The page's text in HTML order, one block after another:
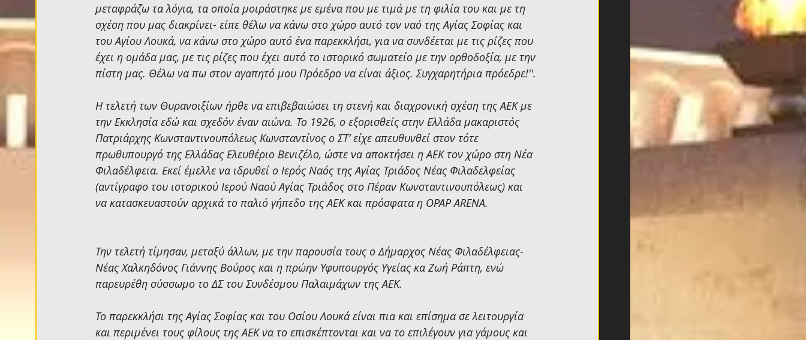
μεταφράζω τα λόγια, τα οποία μοιράστηκε με εμένα που με τιμά με τη φιλία του και με τη
σχέση που μας διακρίνει- είπε θέλω να κάνω στο χώρο αυτό τον ναό της Αγίας Σοφίας και
του Αγίου Λουκά, να κάνω στο χώρο αυτό ένα παρεκκλήσι, για να συνδέεται με τις ρίζες που
έχει η ομάδα μας, με τις ρίζες που έχει αυτό το ιστορικό σωματείο με την ορθοδοξία, με την
πίστη μας. Θέλω να πω στον αγαπητό μου Πρόεδρο να είναι άξιος. Συγχαρητήρια πρόεδρε!''.
Η τελετή των Θυρανοιξίων ήρθε να επιβεβαιώσει τη στενή και διαχρονική σχέση της ΑΕΚ με
την Εκκλησία εδώ και σχεδόν έναν αιώνα. Το 1926, ο εξορισθείς στην Ελλάδα μακαριστός
Πατριάρχης Κωνσταντινουπόλεως Κωνσταντίνος ο ΣΤ’ είχε απευθυνθεί στον τότε
πρωθυπουργό της Ελλάδας Ελευθέριο Βενιζέλο, ώστε να αποκτήσει η ΑΕΚ τον χώρο στη Νέα
Φιλαδέλφεια. Εκεί έμελλε να ιδρυθεί ο Ιερός Ναός της Αγίας Τριάδος Νέας Φιλαδελφείας
(αντίγραφο του ιστορικού Ιερού Ναού Αγίας Τριάδος στο Πέραν Κωνσταντινουπόλεως) και
να κατασκευαστούν αρχικά το παλιό γήπεδο της ΑΕΚ και πρόσφατα η OPAP ARENA.
Την τελετή τίμησαν, μεταξύ άλλων, με την παρουσία τους ο Δήμαρχος Νέας Φιλαδέλφειας-
Νέας Χαλκηδόνος Γιάννης Βούρος και η πρώην Υφυπουργός Υγείας κα Ζωή Ράπτη, ενώ
παρευρέθη σύσσωμο το ΔΣ του Συνδέσμου Παλαιμάχων της ΑΕΚ.
Το παρεκκλήσι της Αγίας Σοφίας και του Οσίου Λουκά είναι πια και επίσημα σε λειτουργία
και περιμένει τους φίλους της ΑΕΚ να το επισκέπτονται και να το επιλέγουν για γάμους και